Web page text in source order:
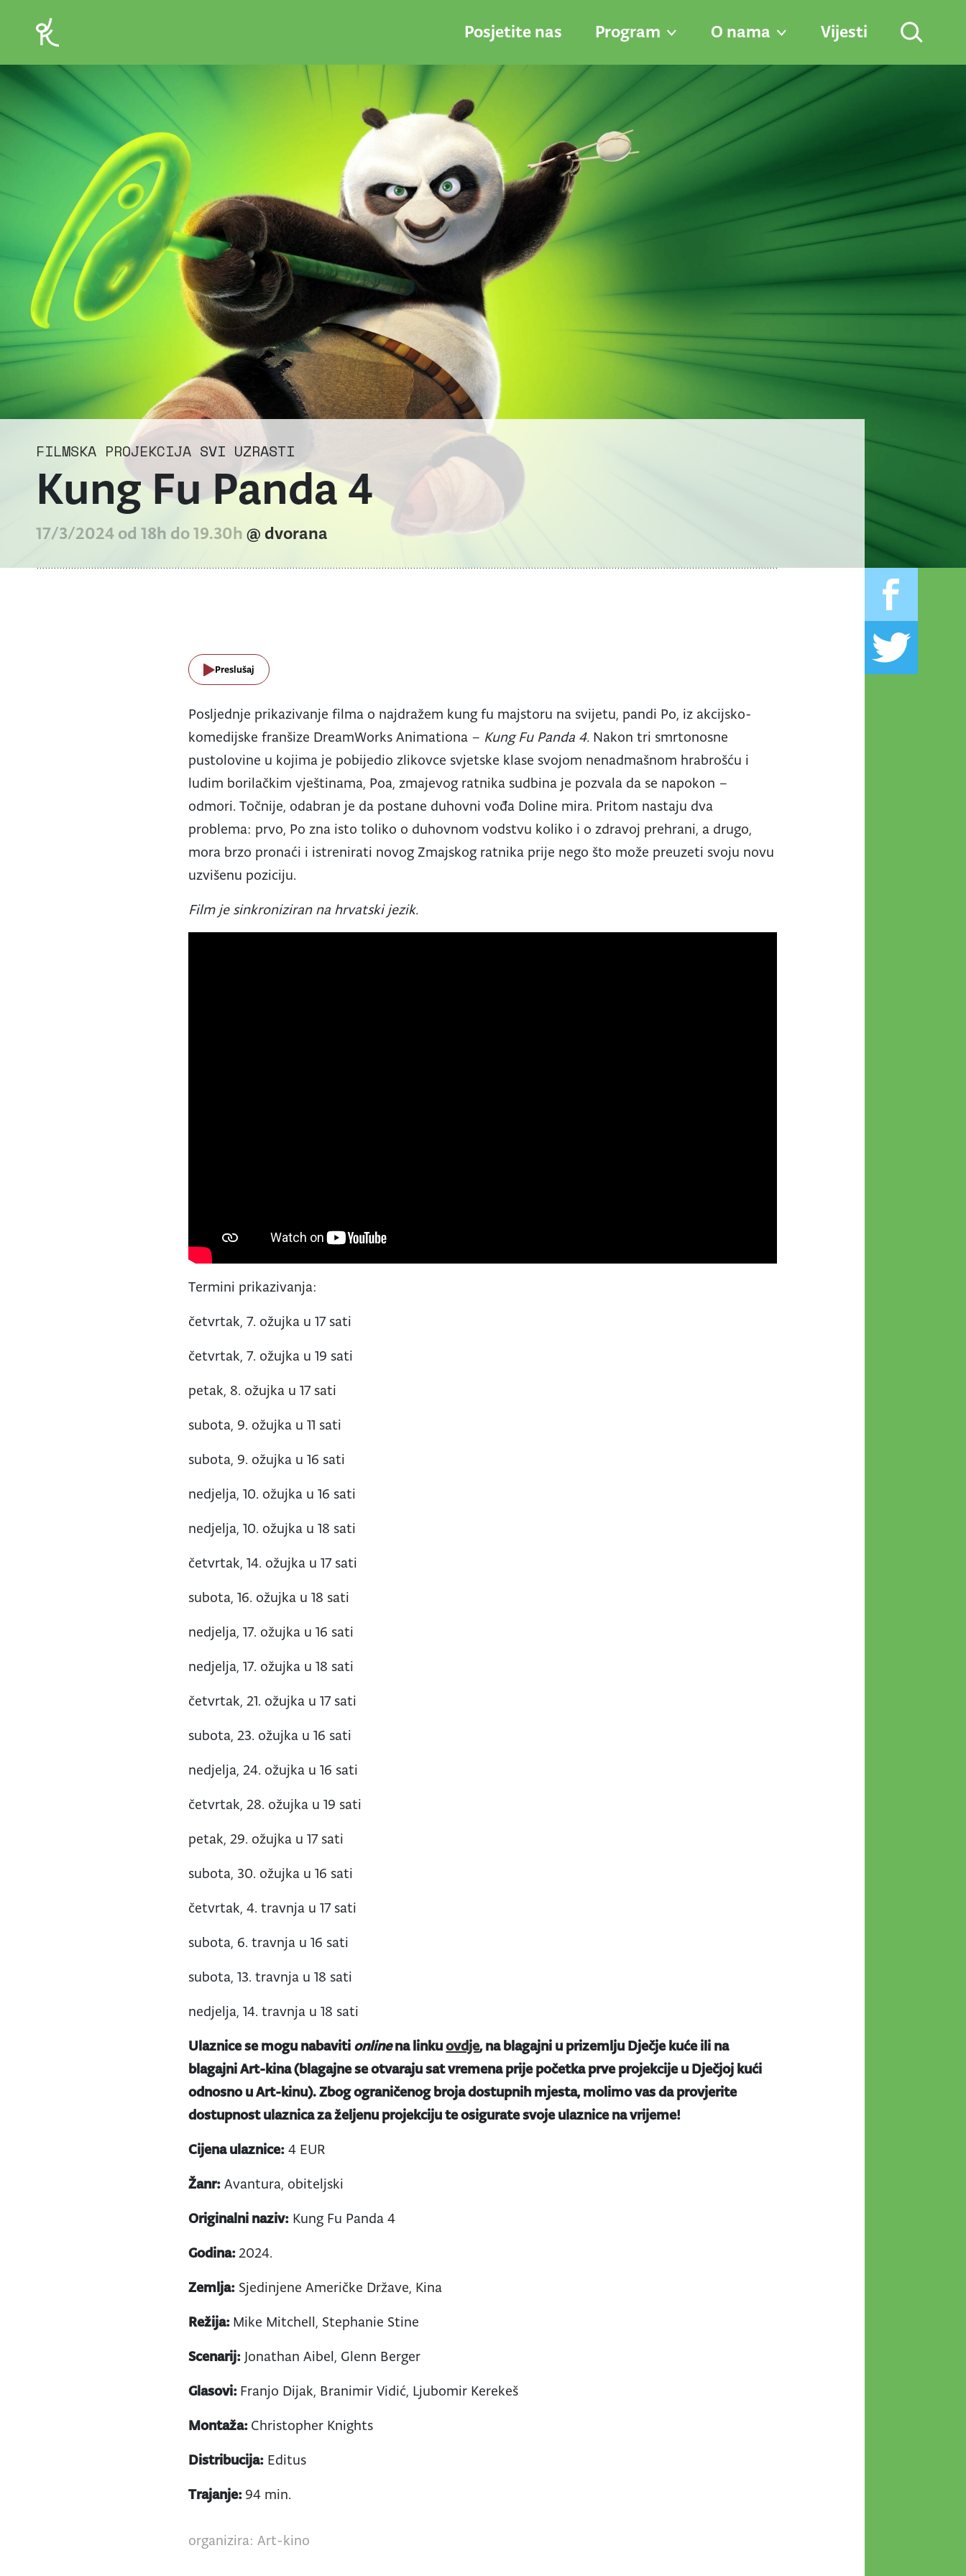
Posjetite nas Program O nama Vijesti
FILMSKA PROJEKCIJA SVI UZRASTI
Kung Fu Panda 4
17/3/2024 od 18h do 19.30h @ dvorana
Preslušaj
Posljednje prikazivanje filma o najdražem kung fu majstoru na svijetu, pandi Po, iz akcijsko-
komedijske franšize DreamWorks Animationa – Kung Fu Panda 4. Nakon tri smrtonosne
pustolovine u kojima je pobijedio zlikovce svjetske klase svojom nenadmašnom hrabrošću i
ludim borilačkim vještinama, Poa, zmajevog ratnika sudbina je pozvala da se napokon –
odmori. Točnije, odabran je da postane duhovni vođa Doline mira. Pritom nastaju dva
problema: prvo, Po zna isto toliko o duhovnom vodstvu koliko i o zdravoj prehrani, a drugo,
mora brzo pronaći i istrenirati novog Zmajskog ratnika prije nego što može preuzeti svoju novu
uzvišenu poziciju.
Film je sinkroniziran na hrvatski jezik.
Termini prikazivanja:
četvrtak, 7. ožujka u 17 sati
četvrtak, 7. ožujka u 19 sati
petak, 8. ožujka u 17 sati
subota, 9. ožujka u 11 sati
subota, 9. ožujka u 16 sati
nedjelja, 10. ožujka u 16 sati
nedjelja, 10. ožujka u 18 sati
četvrtak, 14. ožujka u 17 sati
subota, 16. ožujka u 18 sati
nedjelja, 17. ožujka u 16 sati
nedjelja, 17. ožujka u 18 sati
četvrtak, 21. ožujka u 17 sati
subota, 23. ožujka u 16 sati
nedjelja, 24. ožujka u 16 sati
četvrtak, 28. ožujka u 19 sati
petak, 29. ožujka u 17 sati
subota, 30. ožujka u 16 sati
četvrtak, 4. travnja u 17 sati
subota, 6. travnja u 16 sati
subota, 13. travnja u 18 sati
nedjelja, 14. travnja u 18 sati
Ulaznice se mogu nabaviti onlinena linkuovdje, na blagajni u prizemlju Dječje kuće ili na
blagajni Art-kina (blagajne se otvaraju sat vremena prije početka prve projekcije u Dječjoj kući
odnosno u Art-kinu). Zbog ograničenog broja dostupnih mjesta, molimo vas da provjerite
dostupnost ulaznica za željenu projekciju te osigurate svoje ulaznice na vrijeme!
Cijena ulaznice: 4 EUR
Žanr: Avantura, obiteljski
Originalni naziv: Kung Fu Panda 4
Godina:2024.
Zemlja: Sjedinjene Američke Države, Kina
Režija: Mike Mitchell, Stephanie Stine
Scenarij: Jonathan Aibel, Glenn Berger
Glasovi: Franjo Dijak, Branimir Vidić, Ljubomir Kerekeš
Montaža: Christopher Knights
Distribucija: Editus
Trajanje: 94 min.
organizira: Art-kino